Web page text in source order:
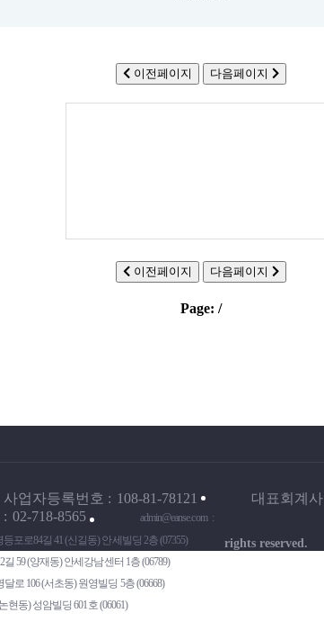
이전페이지 다음페이지
이전페이지 다음페이지
Page: /
사업자등록번호 108-81-78121 대표회계사
02-718-8565
admin@eanse.com
포로84길 41 (신길동) 안세빌딩 2층 (07355)
59 (양재동) 안세강남센터 1층 (06789)
로 106 (서초동) 원영빌딩 5층 (06668)
현동) 성암빌딩 601호 (06061)
rights reserved.